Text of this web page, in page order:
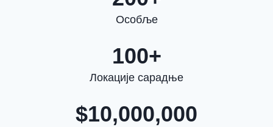
Особље
100+
Локације сарадње
$10,000,000